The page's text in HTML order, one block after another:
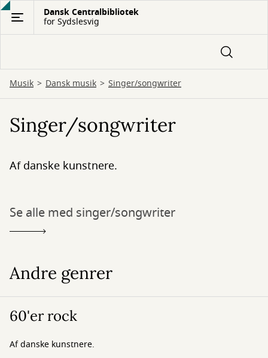
Gå
hovedindhold
Dansk Centralbibliotek
for Sydslesvig
Musik Dansk musik Singer/songwriter
Singer/songwriter
Af danske kunstnere.
Se alle med singer/songwriter
Andre genrer
60'er rock
Af danske kunstnere.